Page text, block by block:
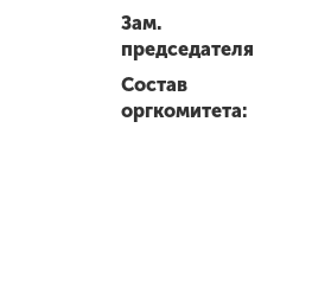
Зам.
председателя
Состав
оргкомитета: